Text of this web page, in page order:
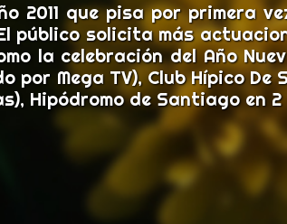
2011 que pisa por primera
público solicita más
la celebración del Año
por Mega TV), Club Hípico
Hipódromo de Santiago en